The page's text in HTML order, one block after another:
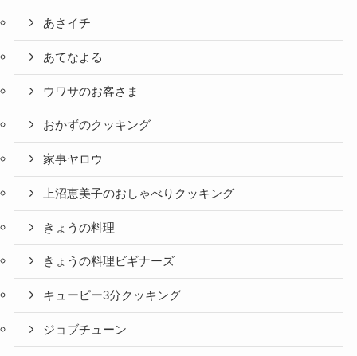
あさイチ
あてなよる
ウワサのお客さま
おかずのクッキング
家事ヤロウ
上沼恵美子のおしゃべりクッキング
きょうの料理
きょうの料理ビギナーズ
キューピー3分クッキング
ジョブチューン